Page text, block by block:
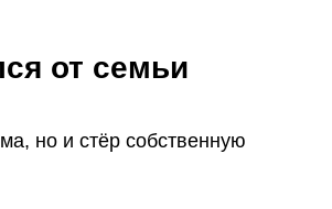
от семьи
но и стёр собственную